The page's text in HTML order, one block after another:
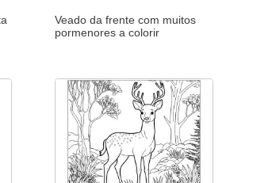
Veado da frente com muitos
pormenores a colorir